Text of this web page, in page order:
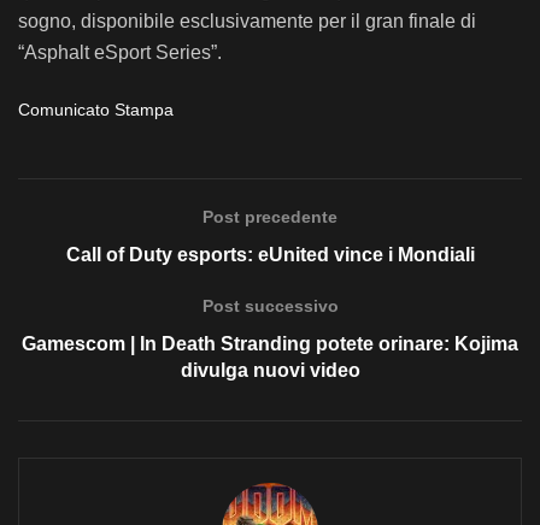
sogno, disponibile esclusivamente per il gran finale di
“Asphalt eSport Series”.
Comunicato Stampa
Post precedente
Call of Duty esports: eUnited vince i Mondiali
Post successivo
Gamescom | In Death Stranding potete orinare: Kojima
divulga nuovi video